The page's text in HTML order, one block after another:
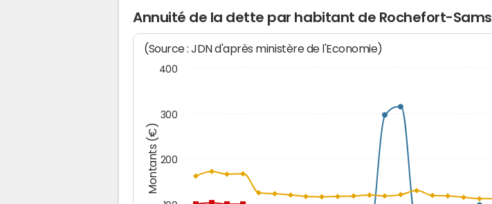
Annuité de la dette par habitant de Rochefort-
Montants (€)
(Source : JDN d'après ministère de l'Economie)
200
300
400